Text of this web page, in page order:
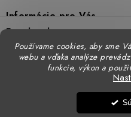
Používame cookies, aby sme
webu a vďaka analýze
funkcie, výkon a
i
Prečo DUAL BP
Predajne
Doprava
Informácie pre Vás
Formulár na výmenu tovaru
Facebook
Katalógy
STENSO - kompletné OOPP